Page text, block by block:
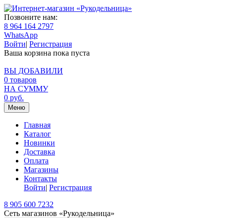
Позвоните нам:
8 964 164 2797
WhatsApp
Войти| Регистрация
Ваша корзина пока пуста
ВЫ ДОБАВИЛИ
0 товаров
НА СУММУ
0 руб.
Меню
Главная
Каталог
Новинки
Доставка
Оплата
Магазины
Контакты
Войти| Регистрация
8 905 600 7232
Сеть магазинов «Рукодельница»